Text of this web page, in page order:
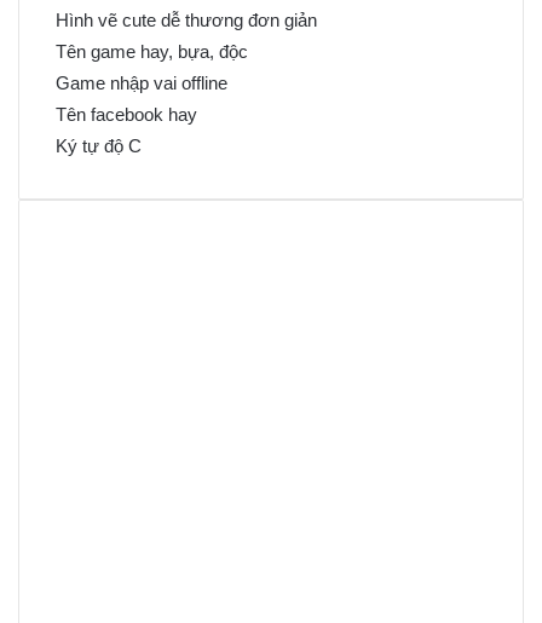
Hình vẽ cute dễ thương đơn giản
Tên game hay, bựa, độc
Game nhập vai offline
Tên facebook hay
Ký tự độ C